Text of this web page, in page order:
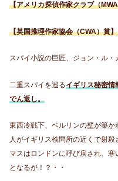
【アメリカ探偵作家クラブ（
【英国推理作家協会（CWA）賞
スパイ小説の巨匠、ジョン・ル・
二重スパイを巡るイギリス秘密情
でん返し。
東西冷戦下、ベルリンの壁が築
人がイギリス検問所の近くで射
マスはロンドンに呼び戻され、
となるが！？・・